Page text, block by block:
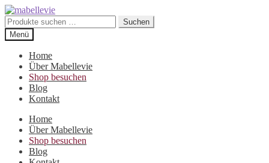
Zur
Navigation
springen
Zum
Inhalt
springen
Suchen
nach:
Suchen
Menü
Home
Über Mabellevie
Shop besuchen
Blog
Kontakt
Home
Über Mabellevie
Shop besuchen
Blog